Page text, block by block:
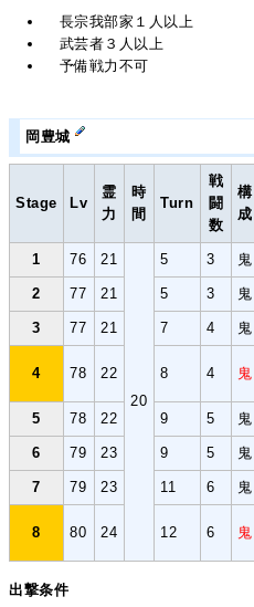
長宗我部家１人以上
武芸者３人以上
予備戦力不可
岡豊城
Stage Lv
霊
力
時
間
Turn
戦
闘
数
構
成
1 76 21
20
5 3 鬼
2 77 21 5 3 鬼
3 77 21 7 4 鬼
4 78 22 8 4 鬼
5 78 22 9 5 鬼
6 79 23 9 5 鬼
7 79 23 11 6 鬼
8 80 24 12 6 鬼
出撃条件